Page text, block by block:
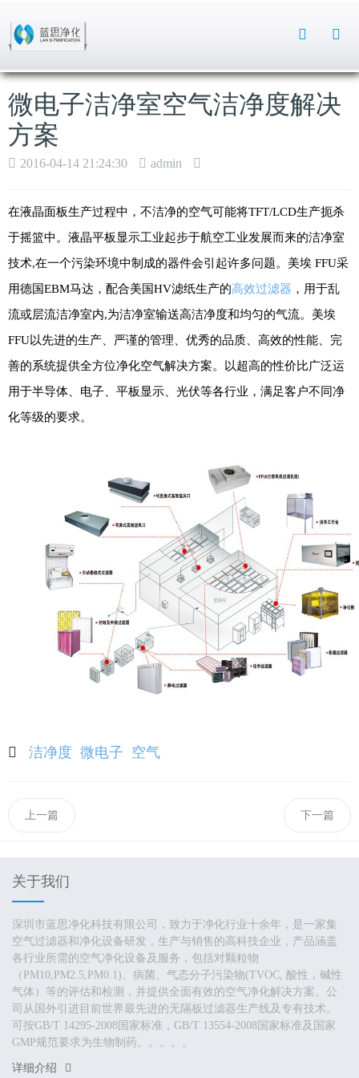
Toggle
Search
微电子洁净室空气洁净度解决
方案
2016-04-14 21:24:30 admin
在液晶面板生产过程中，不洁净的空气可能将TFT/LCD生产扼杀
于摇篮中。液晶平板显示工业起步于航空工业发展而来的洁净室
技术,在一个污染环境中制成的器件会引起许多问题。美埃 FFU采
用德国EBM马达，配合美国HV滤纸生产的高效过滤器 ，用于乱
流或层流洁净室内,为洁净室输送高洁净度和均匀的气流。美埃
FFU以先进的生产、严谨的管理、优秀的品质、高效的性能、完
善的系统提供全方位净化空气解决方案。以超高的性价比广泛运
用于半导体、电子、平板显示、光伏等各行业，满足客户不同净
化等级的要求。
洁净度 微电子 空气
上一篇 下一篇
关于我们
深圳市蓝思净化科技有限公司，致力于净化行业十余年，是一家集
空气过滤器和净化设备研发，生产与销售的高科技企业，产品涵盖
各行业所需的空气净化设备及服务，包括对颗粒物
（PM10,PM2.5,PM0.1)、病菌、气态分子污染物(TVOC, 酸性，碱性
气体）等的评估和检测，并提供全面有效的空气净化解决方案。公
司从国外引进目前世界最先进的无隔板过滤器生产线及专有技术。
可按GB/T 14295-2008国家标准，GB/T 13554-2008国家标准及国家
GMP规范要求为生物制药。。。。。
详细介绍